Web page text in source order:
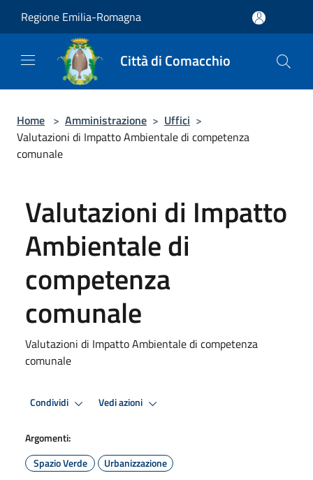
Regione Emilia-Romagna
Città di Comacchio
Home > Amministrazione > Uffici >
Valutazioni di Impatto Ambientale di competenza
comunale
Valutazioni di Impatto
Ambientale di
competenza
comunale
Valutazioni di Impatto Ambientale di competenza
comunale
Condividi Vedi azioni
Argomenti:
Spazio Verde
Urbanizzazione